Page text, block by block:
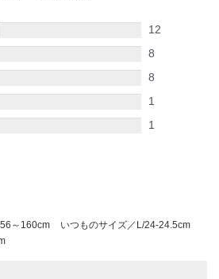
12
8
8
1
1
～160cm
いつものサイズ／L/24-24.5cm